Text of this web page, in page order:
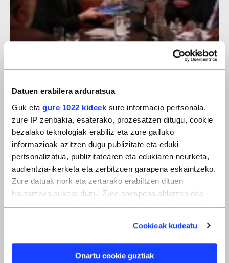
Datuen erabilera arduratsua
Guk eta gure 1022 kideek sure informacio pertsonala,
zure IP zenbakia, esaterako, prozesatzen ditugu, cookie
bezalako teknologiak erabiliz eta zure gailuko
informazioak azitzen dugu publizitate eta eduki
pertsonalizatua, publizitatearen eta edukiaren neurketa,
audientzia-ikerketa eta zerbitzuen garapena eskaintzeko.
Zure datuak nork eta zertarako erabiltzen dituen
hautatzeko aukera duzu. Zure onespena aldatzen edo
deuseztatzen ahal duzu edozein momentutan, Cookie
If you allow, we would also like to:
Collect information about your geographical location
Cookieak kudeatu
Onartu cookie guztiak